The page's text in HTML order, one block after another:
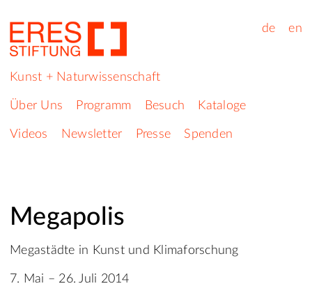
de en
Kunst + Naturwissenschaft
Über Uns Programm Besuch Kataloge
Videos Newsletter Presse Spenden
Megapolis
Megastädte in Kunst und Klimaforschung
7. Mai – 26. Juli 2014